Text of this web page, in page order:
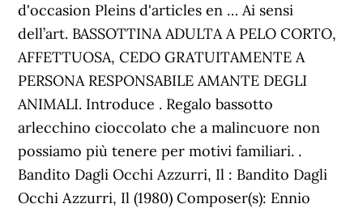
d'occasion Pleins d'articles en … Ai sensi
dell’art. BASSOTTINA ADULTA A PELO CORTO,
AFFETTUOSA, CEDO GRATUITAMENTE A
PERSONA RESPONSABILE AMANTE DEGLI
ANIMALI. Introduce . Regalo bassotto
arlecchino cioccolato che a malincuore non
possiamo più tenere per motivi familiari. .
Bandito Dagli Occhi Azzurri, Il : Bandito Dagli
Occhi Azzurri, Il (1980) Composer(s): Ennio